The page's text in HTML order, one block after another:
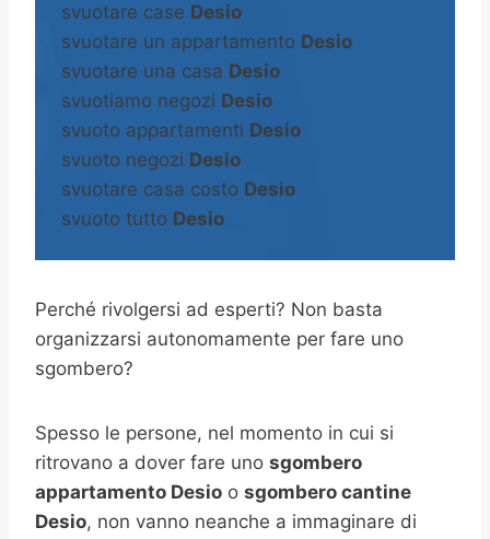
svuotare case Desio
svuotare un appartamento Desio
svuotare una casa Desio
svuotiamo negozi Desio
svuoto appartamenti Desio
svuoto negozi Desio
svuotare casa costo Desio
svuoto tutto Desio
Perché rivolgersi ad esperti? Non basta
organizzarsi autonomamente per fare uno
sgombero?
Spesso le persone, nel momento in cui si
ritrovano a dover fare uno sgombero
appartamento Desio o sgombero cantine
Desio, non vanno neanche a immaginare di